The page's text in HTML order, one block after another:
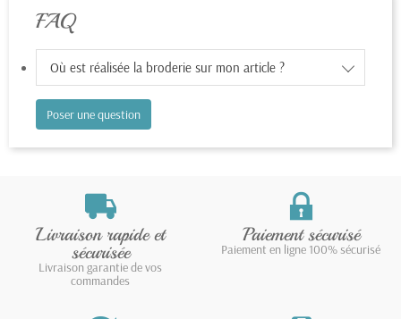
FAQ
Où est réalisée la broderie sur mon article ?
Poser une question
Livraison rapide et
sécurisée
Livraison garantie de vos
commandes
Paiement sécurisé
Paiement en ligne 100% sécurisé